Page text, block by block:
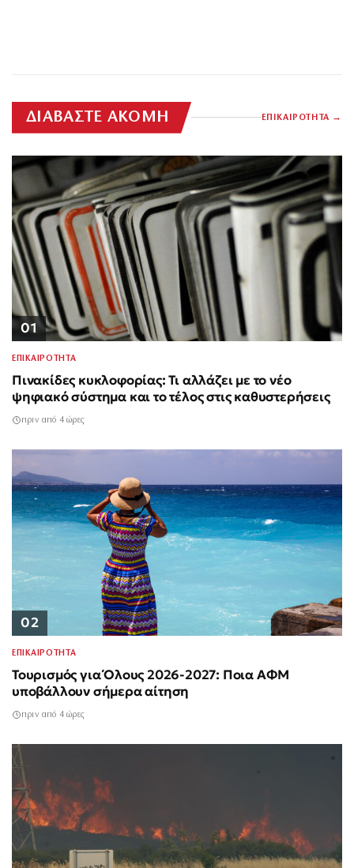
ΔΙΑΒΑΣΤΕ ΑΚΟΜΗ ΕΠΙΚΑΙΡΟΤΗΤΑ
01
ΕΠΙΚΑΙΡΟΤΗΤΑ
Πινακίδες κυκλοφορίας: Τι αλλάζει με το νέο
ψηφιακό σύστημα και το τέλος στις καθυστερήσεις
πριν από 4 ώρες
02
ΕΠΙΚΑΙΡΟΤΗΤΑ
Τουρισμός για Όλους 2026-2027: Ποια ΑΦΜ
υποβάλλουν σήμερα αίτηση
πριν από 4 ώρες